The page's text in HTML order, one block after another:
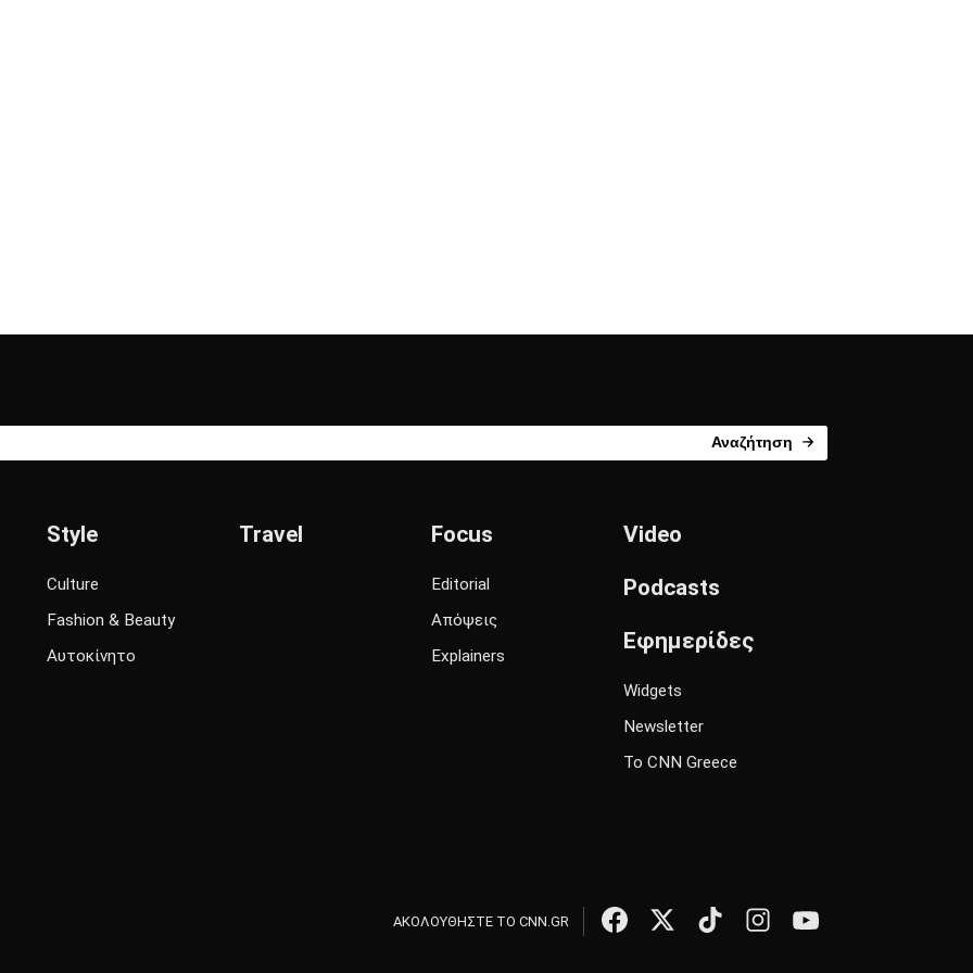
Αναζήτηση
Style
Culture
Fashion & Beauty
Αυτοκίνητο
Travel Focus
Editorial
Απόψεις
Explainers
Video
Podcasts
Εφημερίδες
Widgets
Newsletter
Το CNN Greece
ΑΚΟΛΟΥΘΗΣΤΕ ΤΟ CNN.GR